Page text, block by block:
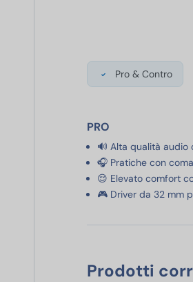
Pro & Contro
PRO
🔊 Alta qualità audio
🎧 Pratiche con
😌 Elevato comfort
🎮 Driver da 32 mm
Prodotti